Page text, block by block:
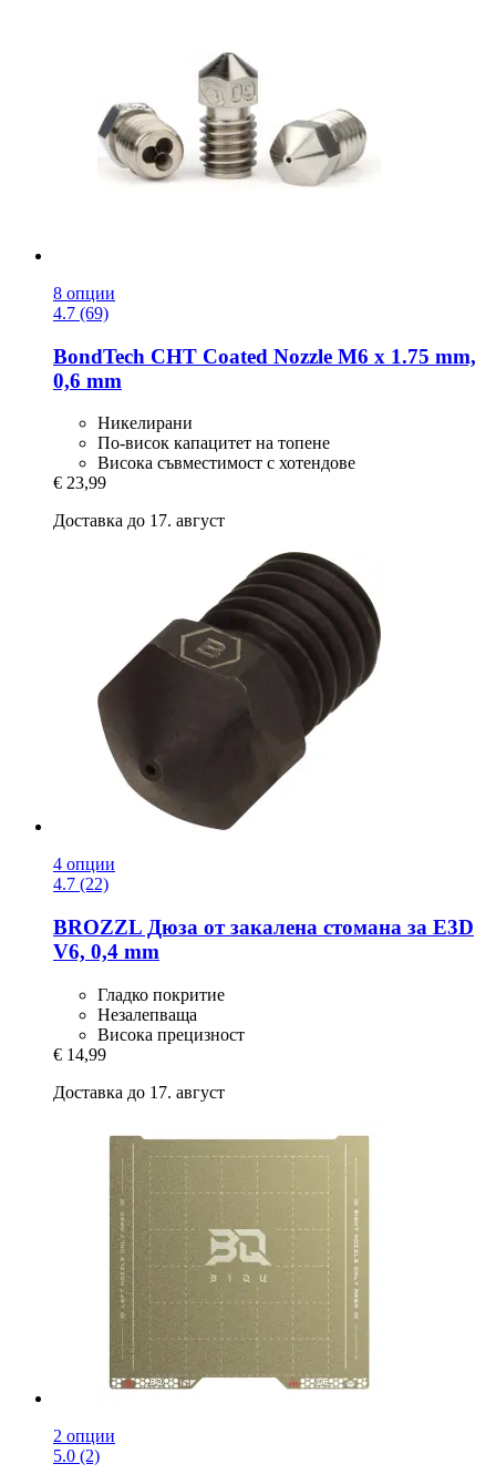
8 опции
4.7 (69)
BondTech CHT Coated Nozzle M6 x 1.75 mm,
0,6 mm
Никелирани
По-висок капацитет на топене
Висока съвместимост с хотендове
€ 23,99
Доставка до 17. август
4 опции
4.7 (22)
BROZZL Дюза от закалена стомана за E3D
V6, 0,4 mm
Гладко покритие
Незалепваща
Висока прецизност
€ 14,99
Доставка до 17. август
2 опции
5.0 (2)